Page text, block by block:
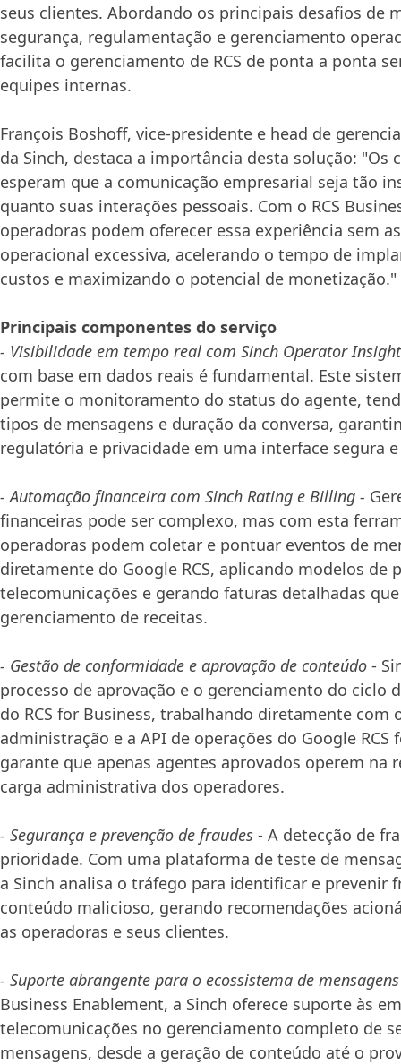
seus clientes. Abordando os principais desafios de
segurança, regulamentação e gerenciamento
facilita o gerenciamento de RCS de ponta a ponta
equipes internas.
François Boshoff, vice-presidente e head de
da Sinch, destaca a importância desta solução: "Os
esperam que a comunicação empresarial seja tão
quanto suas interações pessoais. Com o RCS
operadoras podem oferecer essa experiência sem
operacional excessiva, acelerando o tempo de
custos e maximizando o potencial de monetização."
Principais componentes do serviço
- Visibilidade em tempo real com Sinch Operator
com base em dados reais é fundamental. Este
permite o monitoramento do status do agente,
tipos de mensagens e duração da conversa,
regulatória e privacidade em uma interface segura
- Automação financeira com Sinch Rating e Billing -
financeiras pode ser complexo, mas com esta
operadoras podem coletar e pontuar eventos de
diretamente do Google RCS, aplicando modelos de
telecomunicações e gerando faturas detalhadas
gerenciamento de receitas.
- Gestão de conformidade e aprovação de conteúdo -
processo de aprovação e o gerenciamento do ciclo
do RCS for Business, trabalhando diretamente com
administração e a API de operações do Google RCS
garante que apenas agentes aprovados operem na
carga administrativa dos operadores.
- Segurança e prevenção de fraudes - A detecção de
prioridade. Com uma plataforma de teste de
a Sinch analisa o tráfego para identificar e prevenir
conteúdo malicioso, gerando recomendações
as operadoras e seus clientes.
- Suporte abrangente para o ecossistema de mensagens
Business Enablement, a Sinch oferece suporte às
telecomunicações no gerenciamento completo de
mensagens, desde a geração de conteúdo até o